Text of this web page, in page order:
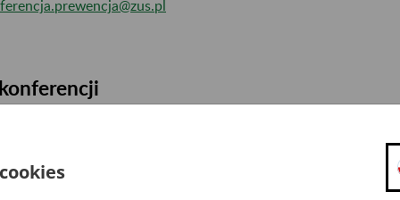
obchodów jubileuszu 90-lecia Zakładu Ubezpieczeń
pn. „Prewencja drogą do bezpiecznego i zdrowego